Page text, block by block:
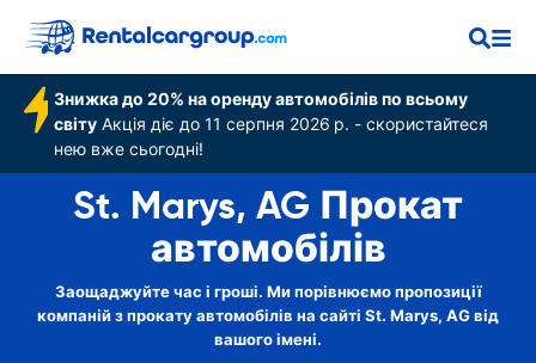
Знижка до 20% на оренду автомобілів по всьому
світу Акція діє до 11 серпня 2026 р. - скористайтеся
нею вже сьогодні!
St. Marys, AG Прокат
автомобілів
Заощаджуйте час і гроші. Ми порівнюємо пропозиції
компаній з прокату автомобілів на сайті St. Marys, AG від
вашого імені.